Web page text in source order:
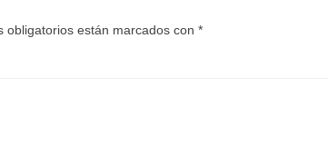
obligatorios están marcados con *